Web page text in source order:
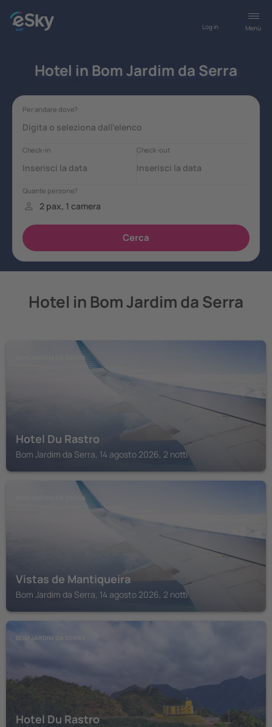
Menù
Log in
Hotel in Bom Jardim da Serra
Hotel in Bom Jardim da Serra
BOM JARDIM DA SERRA
Hotel Du Rastro
Bom Jardim da Serra, 14 agosto 2026, 2 notti
BOM JARDIM DA SERRA
Vistas de Mantiqueira
Bom Jardim da Serra, 14 agosto 2026, 2 notti
BOM JARDIM DA SERRA
Hotel Du Rastro